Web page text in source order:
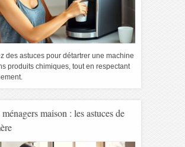
des astuces pour détartrer une machine
produits chimiques, tout en respectant
maison : les astuces de